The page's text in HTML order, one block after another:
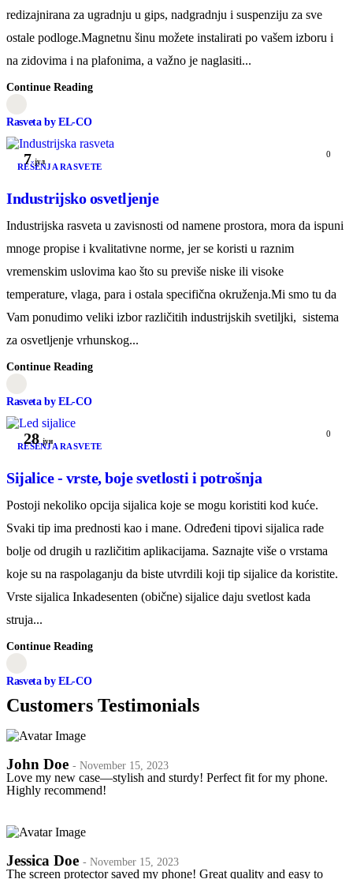
redizajnirana za ugradnju u gips, nadgradnju i suspenziju za sve
ostale podloge.Magnetnu šinu možete instalirati po vašem izboru i
na zidovima i na plafonima, a važno je naglasiti...
Continue Reading
Rasveta by EL-CO
7 јул
0
REŠENJA RASVETE
Industrijsko osvetljenje
Industrijska rasveta u zavisnosti od namene prostora, mora da ispuni
mnoge propise i kvalitativne norme, jer se koristi u raznim
vremenskim uslovima kao što su previše niske ili visoke
temperature, vlaga, para i ostala specifična okruženja.Mi smo tu da
Vam ponudimo veliki izbor različitih industrijskih svetiljki, sistema
za osvetljenje vrhunskog...
Continue Reading
Rasveta by EL-CO
28 јун
0
REŠENJA RASVETE
Sijalice - vrste, boje svetlosti i potrošnja
Postoji nekoliko opcija sijalica koje se mogu koristiti kod kuće.
Svaki tip ima prednosti kao i mane. Određeni tipovi sijalica rade
bolje od drugih u različitim aplikacijama. Saznajte više o vrstama
koje su na raspolaganju da biste utvrdili koji tip sijalice da koristite.
Vrste sijalica Inkadesenten (obične) sijalice daju svetlost kada
struja...
Continue Reading
Rasveta by EL-CO
Customers Testimonials
John Doe - November 15, 2023
Love my new case—stylish and sturdy! Perfect fit for my phone.
Highly recommend!
Jessica Doe - November 15, 2023
The screen protector saved my phone! Great quality and easy to